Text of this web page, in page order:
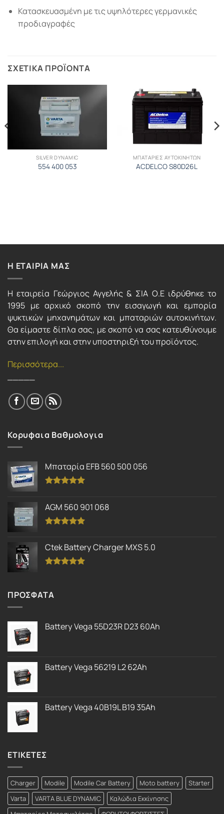
Κατασκευασμένη με τις υψηλότερες γερμανικές
προδιαγραφές
ΣΧΕΤΙΚΆ ΠΡΟΪΌΝΤΑ
SILVER DYNAMIC
554 400 053
ΜΠΑΤΑΡΙΕΣ ΑΥΤΟΚΙΝΗΤΩΝ
ACDELCO S80D26L
Η ΕΤΑΙΡΙΑ ΜΑΣ
Η εταιρεία Γεώργιος Αγγελής & ΣΙΑ Ο.Ε ιδρύθηκε το
1995 με αρχικό σκοπό την εισαγωγή και εμπορία
ψυκτικών μηχανημάτων και μπαταριών αυτοκινήτων.
Θα είμαστε δίπλα σας, με σκοπό να σας κατευθύνουμε
στην επιλογή και στην υποστηριξή του προϊόντος.
Περισσότερα...
Κορυφαια Βαθμολογια
Μπαταρία EFB 560 500 056
από 5
AGM 560 901 068
από 5
Ctek Battery Charger MXS 5.0
ΠΡΟΣΦΑΤΑ
Battery Vega 55D23R D23 60Ah
Battery Vega 56219 L2 62Ah
Battery Vega 40B19L B19 35Ah
ΕΤΙΚΕΤΕΣ
Charger Modile Modile Car Battery Moto battery
Starter
Varta
VARTA BLUE DYNAMIC
Καλώδια Εκκίνησης